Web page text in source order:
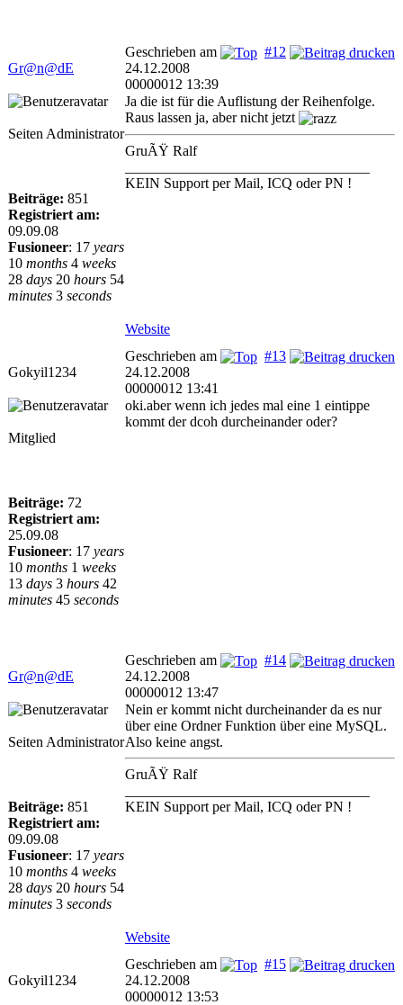
Gr@n@dE
#12
Geschrieben am
24.12.2008
00000012 13:39
Seiten Administrator
Beiträge: 851
Registriert am:
09.09.08
Fusioneer: 17 years
10 months 4 weeks
28 days 20 hours 54
minutes 3 seconds
Ja die ist für die Auflistung der Reihenfolge.
Raus lassen ja, aber nicht jetzt
GruÃŸ Ralf
KEIN Support per Mail, ICQ oder PN !
Website
Gokyil1234
#13
Geschrieben am
24.12.2008
00000012 13:41
Mitglied
Beiträge: 72
Registriert am:
25.09.08
Fusioneer: 17 years
10 months 1 weeks
13 days 3 hours 42
minutes 45 seconds
oki.aber wenn ich jedes mal eine 1 eintippe
kommt der dcoh durcheinander oder?
Gr@n@dE
#14
Geschrieben am
24.12.2008
00000012 13:47
Seiten Administrator
Beiträge: 851
Registriert am:
09.09.08
Fusioneer: 17 years
10 months 4 weeks
28 days 20 hours 54
minutes 3 seconds
Nein er kommt nicht durcheinander da es nur
über eine Ordner Funktion über eine MySQL.
Also keine angst.
GruÃŸ Ralf
KEIN Support per Mail, ICQ oder PN !
Website
Gokyil1234
#15
Geschrieben am
24.12.2008
00000012 13:53